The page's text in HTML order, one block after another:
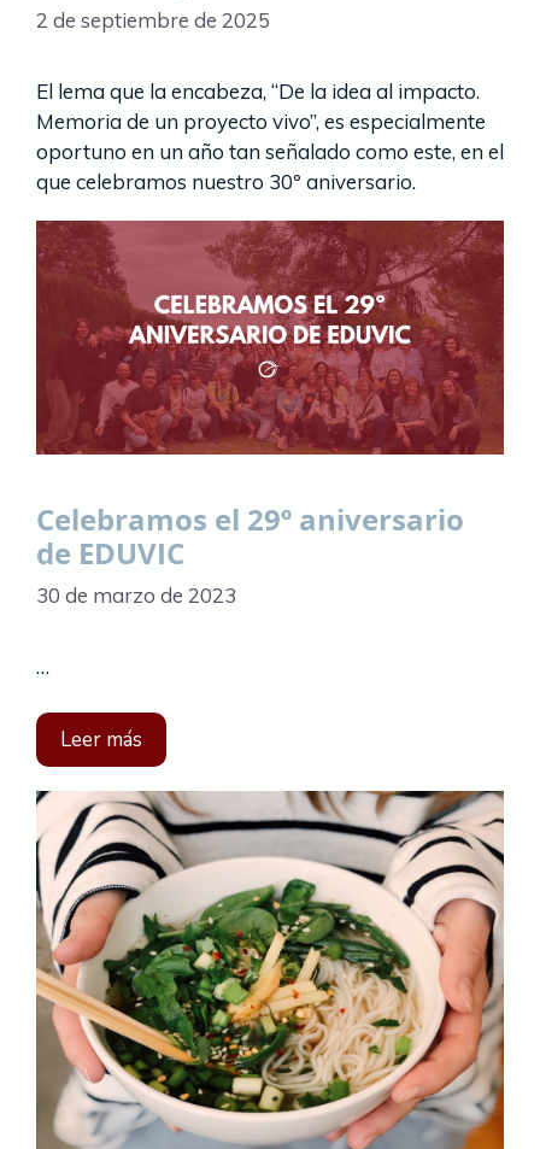
2 de septiembre de 2025
El lema que la encabeza, “De la idea al impacto.
Memoria de un proyecto vivo”, es especialmente
oportuno en un año tan señalado como este, en el
que celebramos nuestro 30º aniversario.
Celebramos el 29º aniversario
de EDUVIC
30 de marzo de 2023
…
Leer más